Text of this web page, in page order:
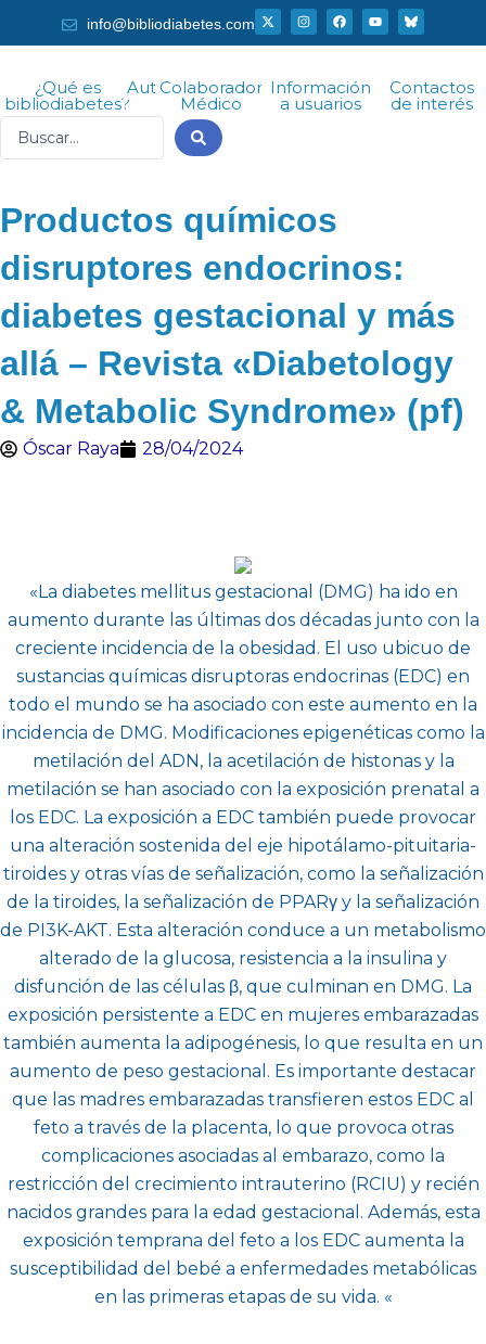
al
info@bibliodiabetes.com
X
-
t
t
t
I
n
s
r
a
F
a
c
o
k
Y
o
u
¿Qué es
bibliodiabetes?
AutorColaborador
Médico
Información
a usuarios
Contactos
de interés
Productos químicos
disruptores endocrinos:
diabetes gestacional y más
allá – Revista «Diabetology
& Metabolic Syndrome» (pf)
Óscar Raya 28/04/2024
«La diabetes mellitus gestacional (DMG) ha ido en
aumento durante las últimas dos décadas junto con la
creciente incidencia de la obesidad. El uso ubicuo de
sustancias químicas disruptoras endocrinas (EDC) en
todo el mundo se ha asociado con este aumento en la
incidencia de DMG. Modificaciones epigenéticas como la
metilación del ADN, la acetilación de histonas y la
metilación se han asociado con la exposición prenatal a
los EDC. La exposición a EDC también puede provocar
una alteración sostenida del eje hipotálamo-pituitaria-
tiroides y otras vías de señalización, como la señalización
de la tiroides, la señalización de PPARγ y la señalización
de PI3K-AKT. Esta alteración conduce a un metabolismo
alterado de la glucosa, resistencia a la insulina y
disfunción de las células β, que culminan en DMG. La
exposición persistente a EDC en mujeres embarazadas
también aumenta la adipogénesis, lo que resulta en un
aumento de peso gestacional. Es importante destacar
que las madres embarazadas transfieren estos EDC al
feto a través de la placenta, lo que provoca otras
complicaciones asociadas al embarazo, como la
restricción del crecimiento intrauterino (RCIU) y recién
nacidos grandes para la edad gestacional. Además, esta
exposición temprana del feto a los EDC aumenta la
susceptibilidad del bebé a enfermedades metabólicas
en las primeras etapas de su vida. «